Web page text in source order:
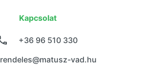
Kapcsolat
+36 96 510 330
rendeles@matusz-vad.hu